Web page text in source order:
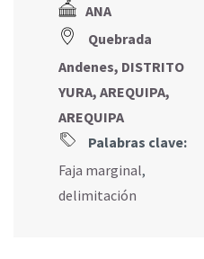
ANA
Quebrada
Andenes, DISTRITO
YURA, AREQUIPA,
AREQUIPA
Palabras clave:
Faja marginal,
delimitación